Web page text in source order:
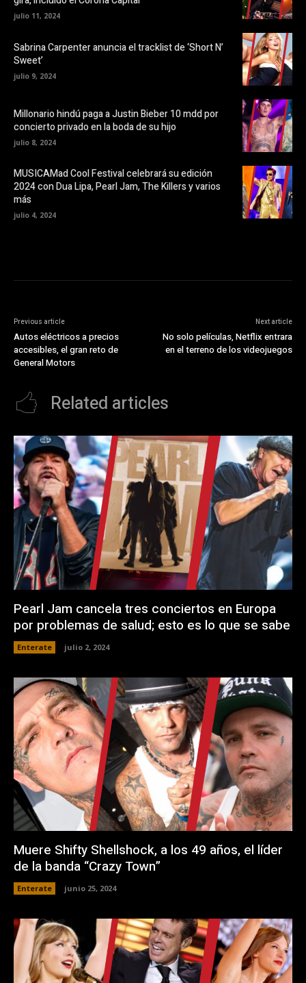
e
a
e
n
n
n
t
a
n
a
u
e
v
a
n
v
julio 11, 2024
Sabrina Carpenter anuncia el tracklist de ‘Short N’
Sweet’
julio 9, 2024
Millonario hindú paga a Justin Bieber 10 mdd por
concierto privado en la boda de su hijo
julio 8, 2024
MUSICAMad Cool Festival celebrará su edición
2024 con Dua Lipa, Pearl Jam, The Killers y varios
más
julio 4, 2024
Previous article
Autos eléctricos a precios
accesibles, el gran reto de
General Motors
Next article
No solo películas, Netflix entrara
en el terreno de los videojuegos
Related articles
Pearl Jam cancela tres conciertos en Europa
por problemas de salud; esto es lo que se sabe
Enterate julio 2, 2024
Muere Shifty Shellshock, a los 49 años, el líder
de la banda “Crazy Town”
Enterate junio 25, 2024